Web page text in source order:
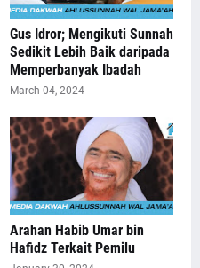
Gus Idror; Mengikuti Sunnah
Sedikit Lebih Baik daripada
Memperbanyak Ibadah
March 04, 2024
Arahan Habib Umar bin
Hafidz Terkait Pemilu